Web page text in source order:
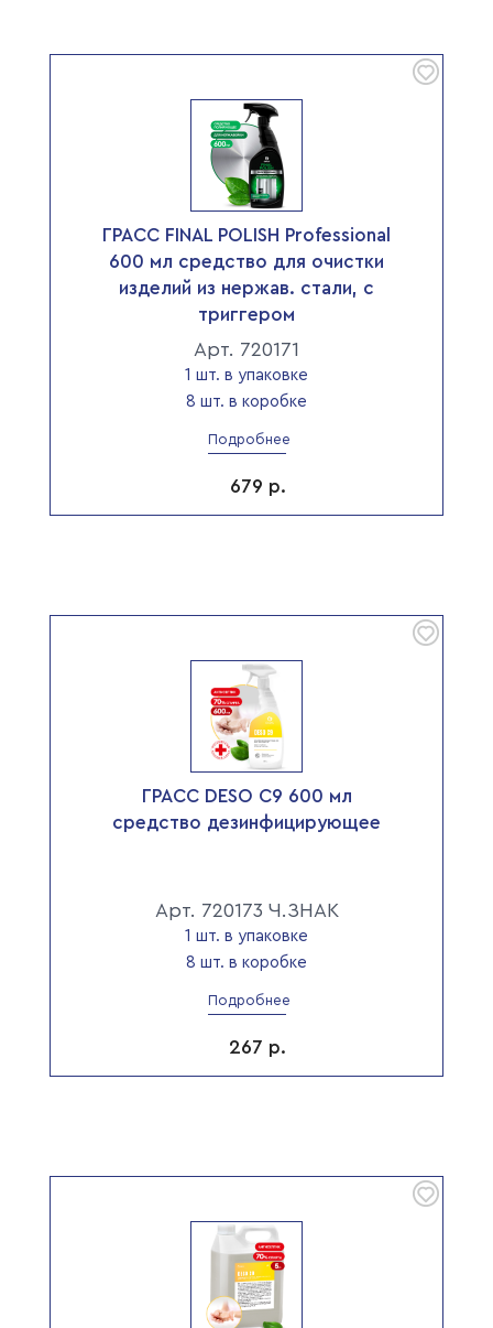
ГРАСС FINAL POLISH Professional
600 мл средство для очистки
изделий из нержав. стали, с
триггером
Арт. 720171
1 шт. в упаковке
8 шт. в коробке
Подробнее
679 р.
ГРАСС DESO С9 600 мл
средство дезинфицирующее
Арт. 720173 Ч.ЗНАК
1 шт. в упаковке
8 шт. в коробке
Подробнее
267 р.